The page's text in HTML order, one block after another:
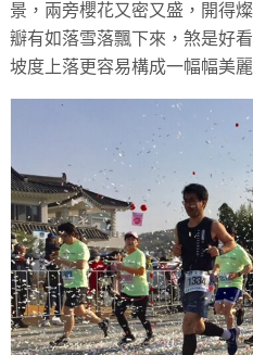
景，兩旁櫻花又密又盛，開得
瓣有如落雪落飄下來，煞是好
坡度上落更容易構成一幅幅美